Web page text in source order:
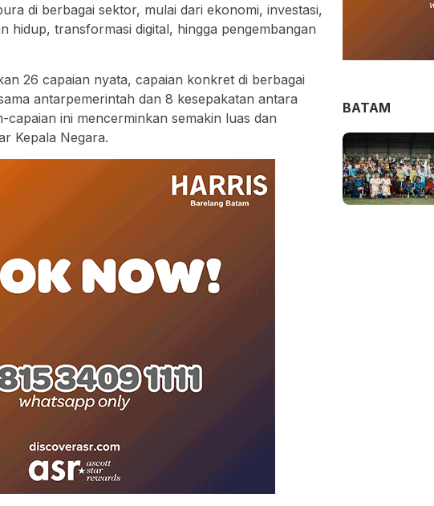
di berbagai sektor, mulai dari ekonomi, investasi,
hidup, transformasi digital, hingga pengembangan
26 capaian nyata, capaian konkret di berbagai
antarpemerintah dan 8 kesepakatan antara
capaian ini mencerminkan semakin luas dan
Kepala Negara.
BATAM